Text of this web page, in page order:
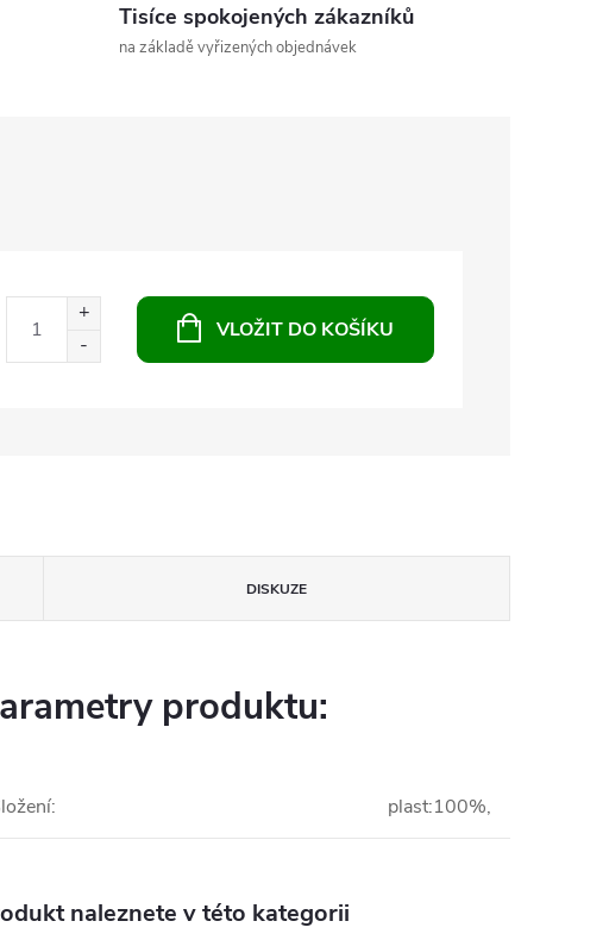
Tisíce spokojených zákazníků
na základě vyřizených objednávek
VLOŽIT DO KOŠÍKU
DISKUZE
produktu:
: plast:100%,
naleznete v této kategorii